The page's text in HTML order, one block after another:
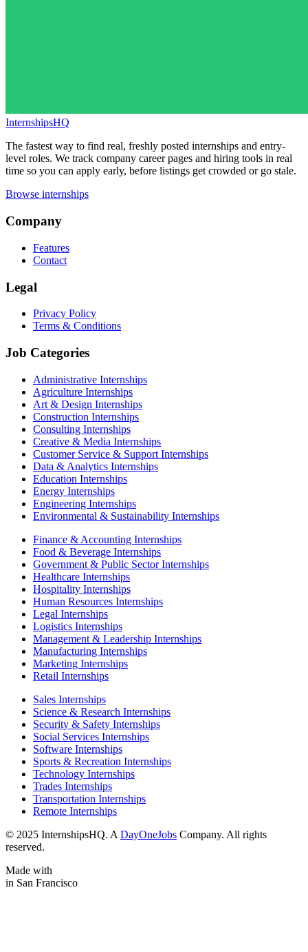
InternshipsHQ
The fastest way to find real, freshly posted internships and entry-
level roles. We track company career pages and hiring tools in real
time so you can apply early, before listings get crowded or go stale.
Browse internships
Company
Features
Contact
Legal
Privacy Policy
Terms & Conditions
Job Categories
Administrative Internships
Agriculture Internships
Art & Design Internships
Construction Internships
Consulting Internships
Creative & Media Internships
Customer Service & Support Internships
Data & Analytics Internships
Education Internships
Energy Internships
Engineering Internships
Environmental & Sustainability Internships
Finance & Accounting Internships
Food & Beverage Internships
Government & Public Sector Internships
Healthcare Internships
Hospitality Internships
Human Resources Internships
Legal Internships
Logistics Internships
Management & Leadership Internships
Manufacturing Internships
Marketing Internships
Retail Internships
Sales Internships
Science & Research Internships
Security & Safety Internships
Social Services Internships
Software Internships
Sports & Recreation Internships
Technology Internships
Trades Internships
Transportation Internships
Remote Internships
© 2025 InternshipsHQ. A DayOneJobs Company. All rights
reserved.
Made with
in San Francisco